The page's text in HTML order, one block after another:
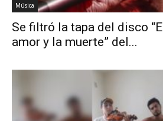
Música
Se filtró la tapa del disco
amor y la muerte” del...